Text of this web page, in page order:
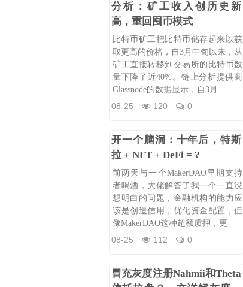
分析：矿工收入创历史新
高，重回囤币模式
比特币矿工把比特币储存起来以获
取更高的价格，自3月中旬以来，从
矿工直接转移到交易所的比特币数
量下降了近40%。链上分析提供商
Glassnode的数据显示，自3月
08-25 120 0
开一个脑洞：十年后，特斯
拉 + NFT + DeFi = ?
前两天与⼀个MakerDAO早期⽀持
者喝酒，⼤佬解答了我⼀个⼀直没
想明⽩的问题，⾦融机构的能⼒应
该是创造信⽤，优化资⾦配置，但
像MakerDAO这种超额质押，更
08-25 112 0
冒充灰度注册Nahmii和Theta